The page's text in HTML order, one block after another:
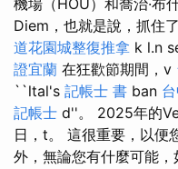
機場（HOU）和喬治·布
Diem，也就是說，抓住
道花園城整復推拿 k l.n
證宜蘭 在狂歡節期間，v
``ltal's 記帳士 書 ban
記帳士 d''。 2025年的
日，t。 這很重要，以便
外，無論您有什麼可能